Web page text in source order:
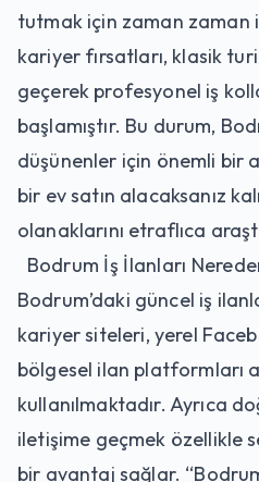
tutmak için zaman zaman
kariyer fırsatları, klasik
geçerek profesyonel iş
başlamıştır. Bu durum,
düşünenler için önemli bir
bir ev satın alacaksanız
olanaklarını etraflıca
Bodrum İş İlanları
Bodrum’daki güncel iş
kariyer siteleri, yerel
bölgesel ilan platformları
kullanılmaktadır. Ayrıca
iletişime geçmek özellikle
bir avantaj sağlar.